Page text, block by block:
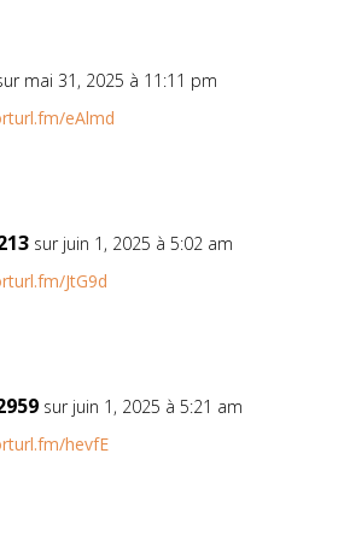
mai 31, 2025 à 11:11 pm
eAlmd
sur juin 1, 2025 à 5:02 am
JtG9d
sur juin 1, 2025 à 5:21 am
hevfE